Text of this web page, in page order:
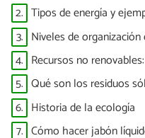
2. Tipos de energía y
3. Niveles de
4. Recursos no
5. Qué son los residuos
6. Historia de la ecología
7. Cómo hacer jabón